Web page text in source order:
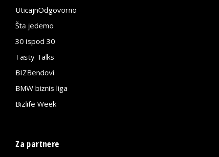
UticajnOdgovorno
Šta jedemo
30 ispod 30
Tasty Talks
BIZBendovi
BMW biznis liga
Bizlife Week
Za partnere